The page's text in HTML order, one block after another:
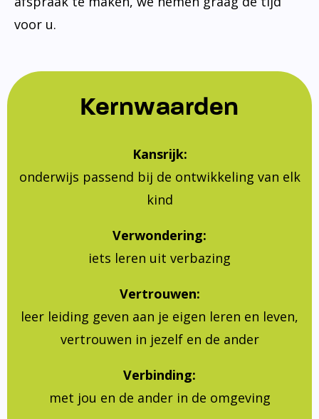
voor u.
Kernwaarden
Kansrijk:
onderwijs passend bij de ontwikkeling van elk
kind
Verwondering:
iets leren uit verbazing
Vertrouwen:
leer leiding geven aan je eigen leren en leven,
vertrouwen in jezelf en de ander
Verbinding:
met jou en de ander in de omgeving